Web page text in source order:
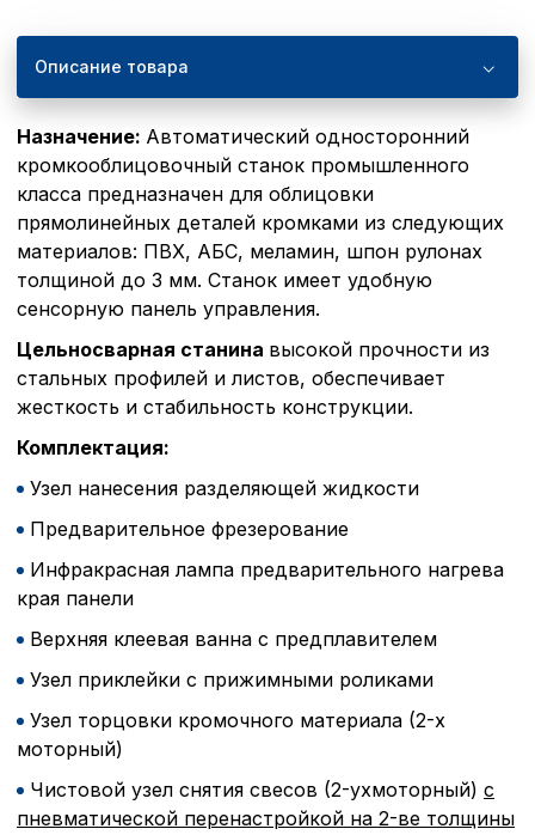
Описание товара
Назначение: Автоматический односторонний
кромкооблицовочный станок промышленного
класса предназначен для облицовки
прямолинейных деталей кромками из следующих
материалов: ПВХ, АБС, меламин, шпон рулонах
толщиной до 3 мм. Станок имеет удобную
сенсорную панель управления.
Цельносварная станина высокой прочности из
стальных профилей и листов, обеспечивает
жесткость и стабильность конструкции.
Комплектация:
Узел нанесения разделяющей жидкости
Предварительное фрезерование
Инфракрасная лампа предварительного нагрева
края панели
Верхняя клеевая ванна с предплавителем
Узел приклейки с прижимными роликами
Узел торцовки кромочного материала (2-х
моторный)
Чистовой узел снятия свесов (2-ухмоторный) с
пневматической перенастройкой на 2-ве толщины